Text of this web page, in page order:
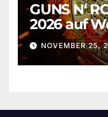
GUNS N‘
2026 auf
NOVEMBER 25,